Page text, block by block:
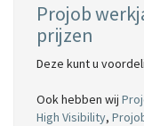
Projob
prijzen
Deze kunt u
Ook hebben wij
High Visibility,